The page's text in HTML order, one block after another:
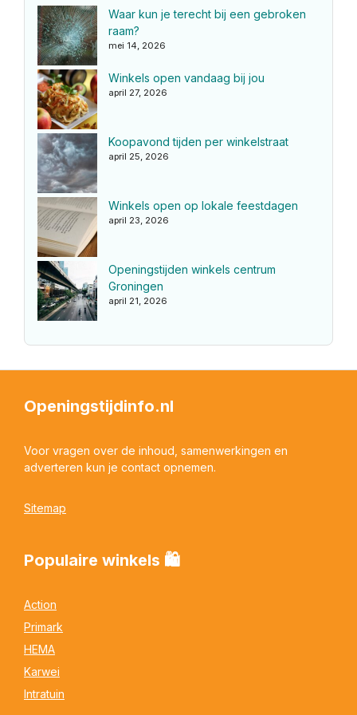
Waar kun je terecht bij een gebroken
raam?
mei 14, 2026
Winkels open vandaag bij jou
april 27, 2026
Koopavond tijden per winkelstraat
april 25, 2026
Winkels open op lokale feestdagen
april 23, 2026
Openingstijden winkels centrum
Groningen
april 21, 2026
Openingstijdinfo.nl
Voor vragen over de inhoud, samenwerkingen en
adverteren kun je contact opnemen.
Sitemap
Populaire winkels 🛍
Action
Primark
HEMA
Karwei
Intratuin